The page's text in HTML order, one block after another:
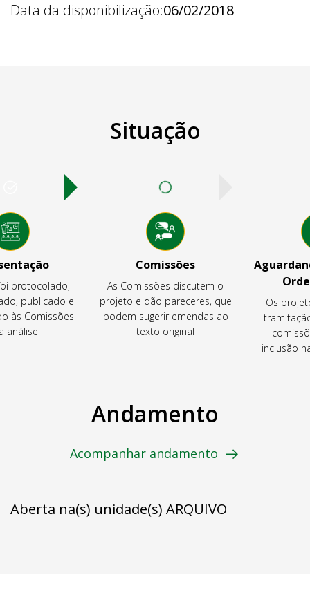
Data da disponibilização:06/02/2018
Situação
protocolado,
publicado e
às Comissões
análise
Comissões
As Comissões discutem o
projeto e dão pareceres, que
podem sugerir emendas ao
texto original
Os
inclusão
Andamento
Acompanhar andamento
Aberta na(s) unidade(s) ARQUIVO